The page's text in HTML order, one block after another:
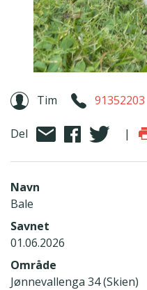
Tim 91352203
Del |
Navn
Bale
Savnet
01.06.2026
Område
Jønnevallenga 34 (Skien)